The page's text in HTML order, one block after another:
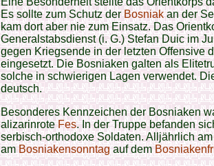
Es sollte zum Schutz derBosniakan der
kam dort aber nie zum Einsatz. Das
Generalstabsdienst (i. G.) Stefan Duic im
gegen Kriegsende in der letzten Offensive
eingesetzt. Die Bosniaken galten als
solche in schwierigen Lagen verwendet.
deutsch.
Besonderes Kennzeichen der Bosniaken
alizarinroteFes. In der Truppe befanden
serbisch-orthodoxe Soldaten. Alljährlich
amBosniakensonntagauf dem